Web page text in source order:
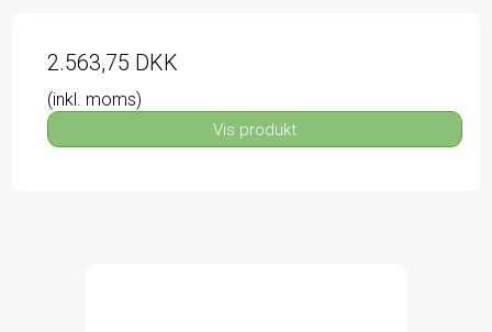
2.563,75 DKK
(inkl. moms)
Vis produkt